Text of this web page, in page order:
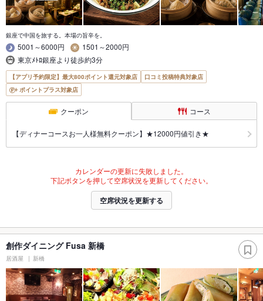
銀座で中国を旅する。本場の旨辛を。
5001～6000円
1501～2000円
東京ﾒﾄﾛ銀座より徒歩約3分
【アプリ予約限定】最大800ポイント還元対象店
口コミ投稿特典対象店
ポイントプラス対象店
クーポン コース
【ディナーコースお一人様無料クーポン】★12000円値引き★
カレンダーの更新に失敗しました。
下記ボタンを押して空席状況を更新してください。
空席状況を更新する
創作ダイニング Fusa 新橋
居酒屋 新橋